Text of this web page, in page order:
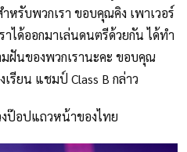
รับพวกเรา ขอบคุณคิง เพาเวอร์
ได้ออกมาเล่นดนตรีด้วยกัน ได้ทำ
ฝันของพวกเรานะคะ ขอบคุณ
รียน แชมป์ Class B กล่าว
ป๊อปแถวหน้าของไทย